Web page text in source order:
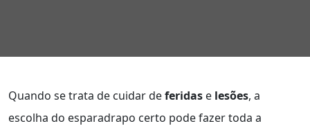
Quando se trata de cuidar deferidas e lesões, a
escolha do esparadrapo certo pode fazer toda a